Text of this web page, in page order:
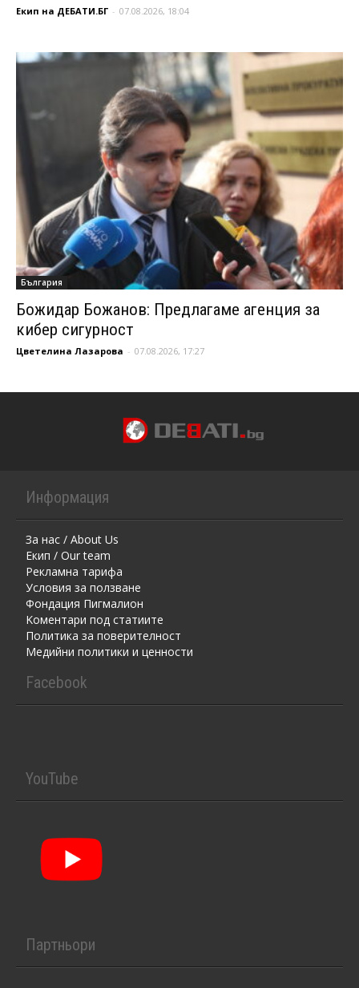
Екип на ДЕБАТИ.БГ - 07.08.2026, 18:04
България
Божидар Божанов: Предлагаме агенция за
кибер сигурност
Цветелина Лазарова - 07.08.2026, 17:27
Информация
За нас / About Us
Екип / Our team
Рекламна тарифа
Условия за ползване
Фондация Пигмалион
Kоментaри под статиите
Политика за поверителност
Медийни политики и ценности
Facebook
YouTube
Партньори